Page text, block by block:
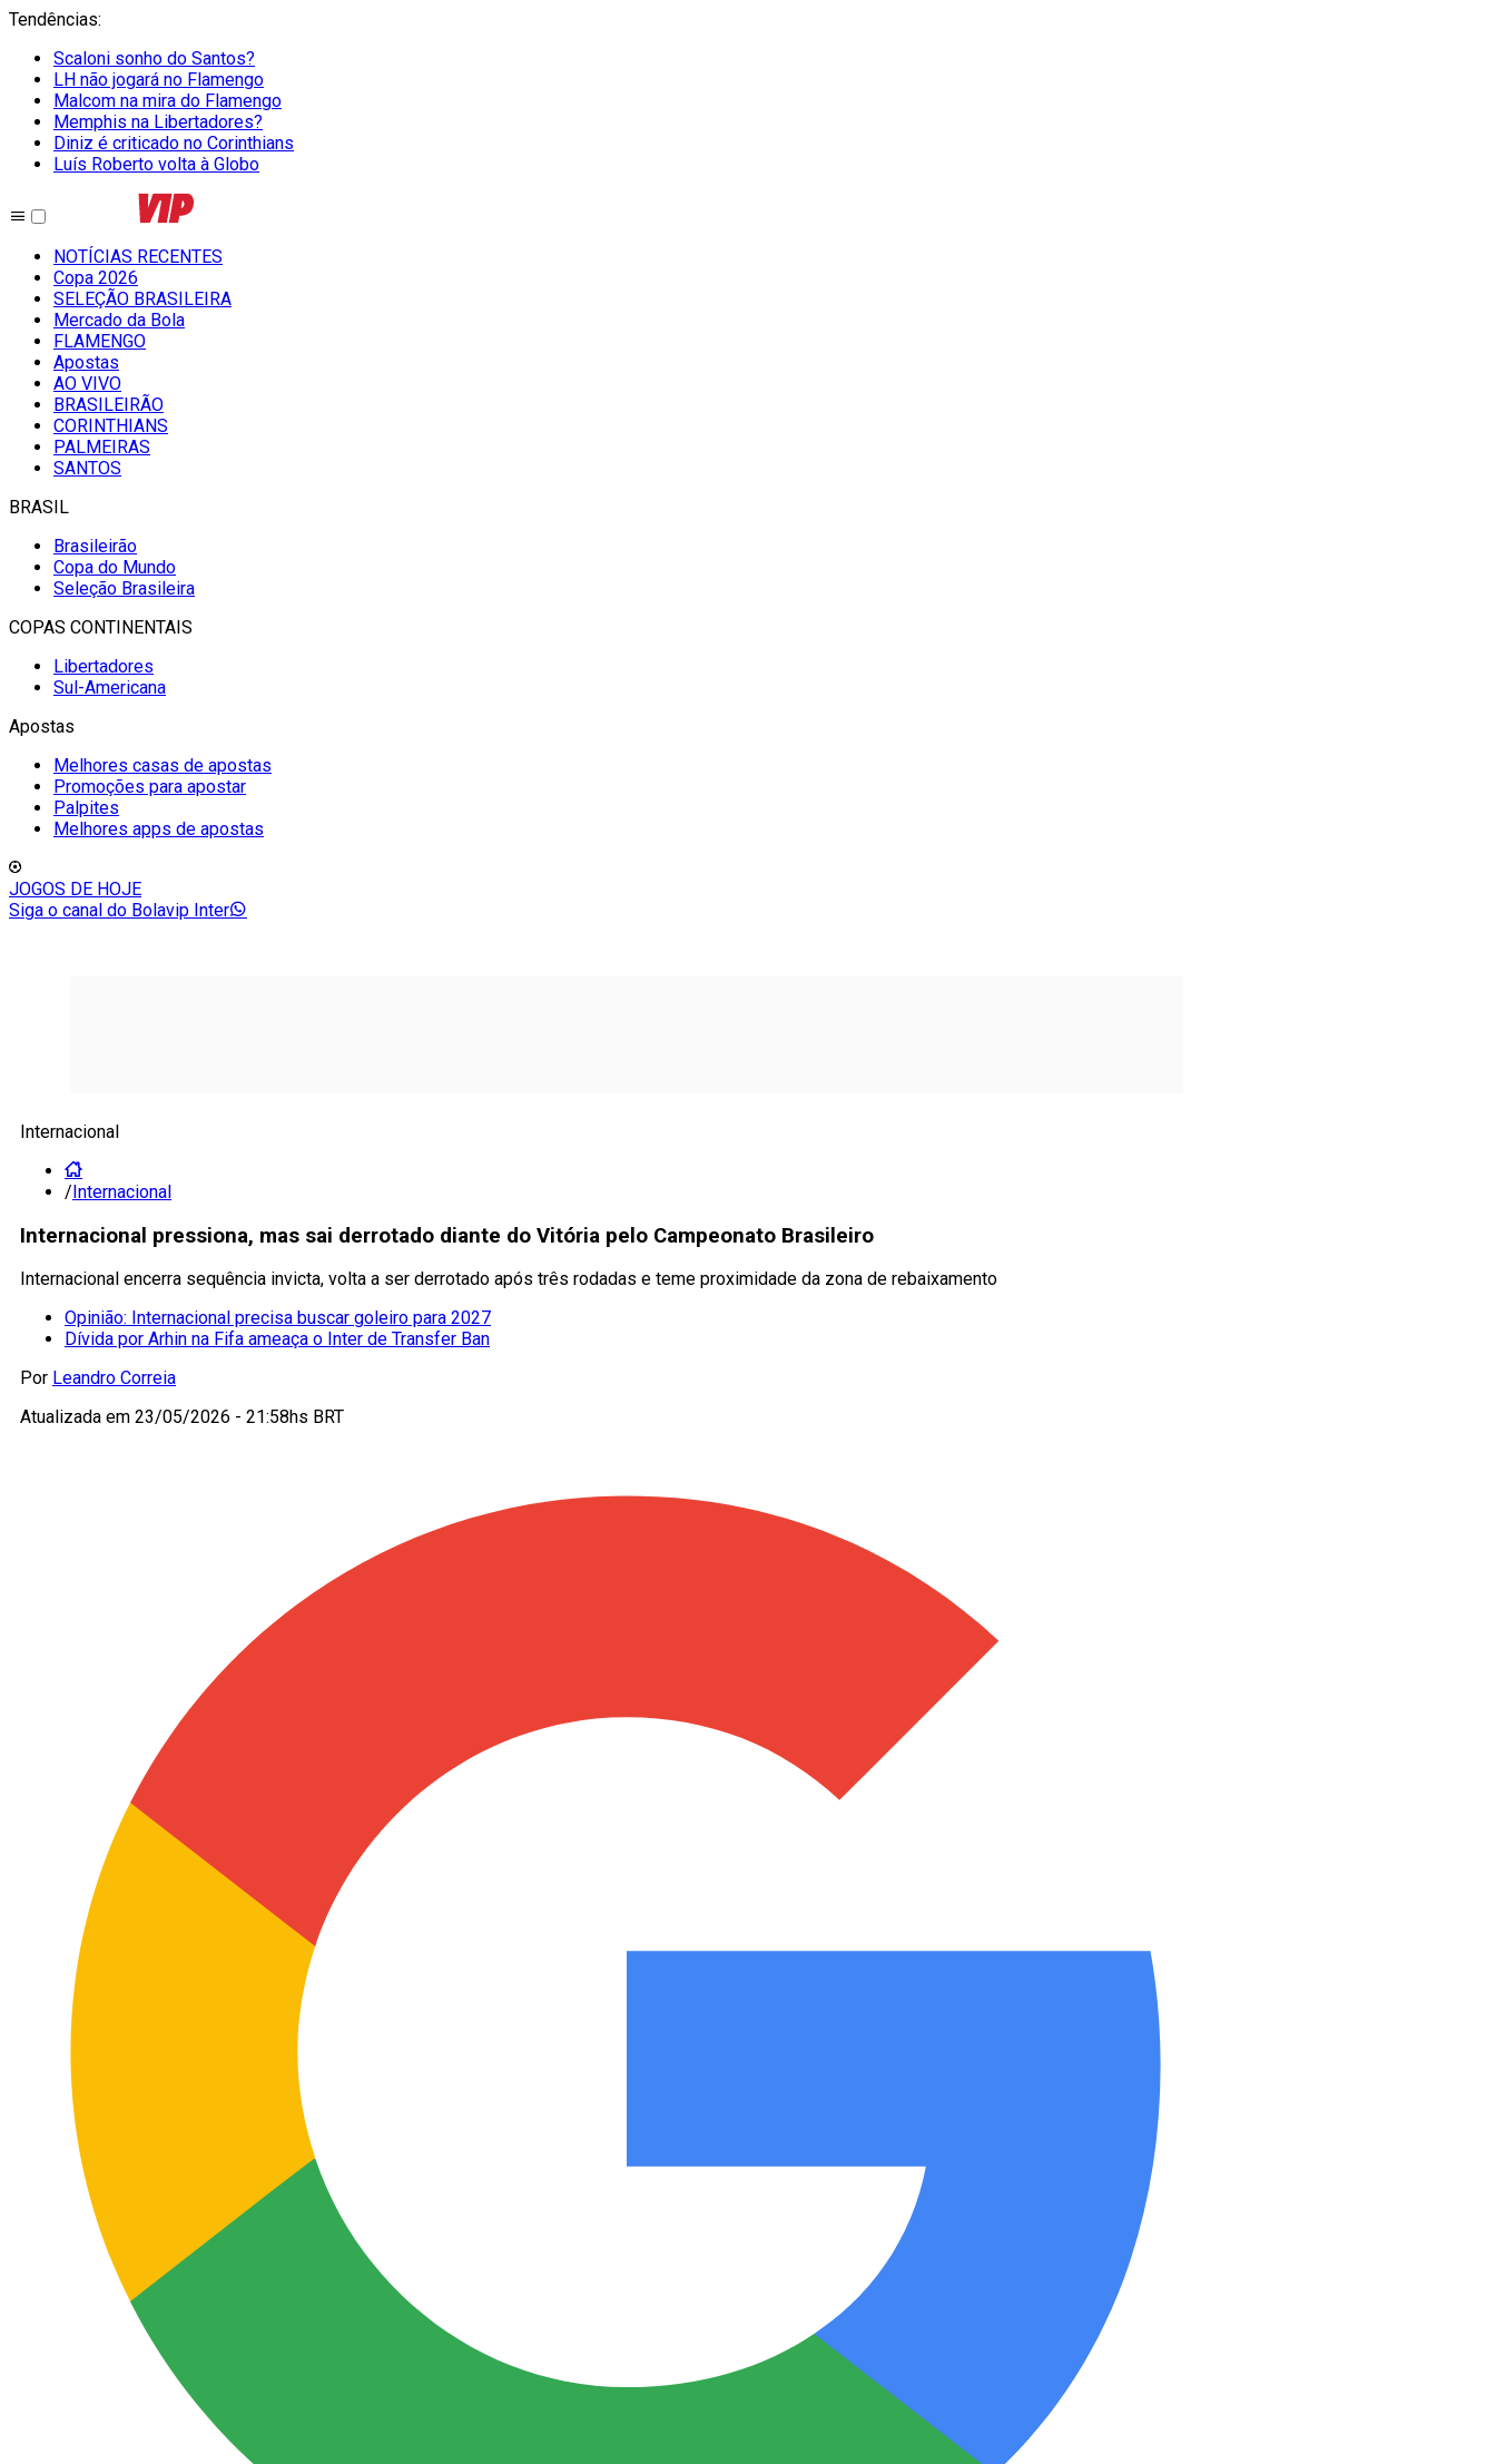
Tendências:
Scaloni sonho do Santos?
LH não jogará no Flamengo
Malcom na mira do Flamengo
Memphis na Libertadores?
Diniz é criticado no Corinthians
Luís Roberto volta à Globo
NOTÍCIAS RECENTES
Copa 2026
SELEÇÃO BRASILEIRA
Mercado da Bola
FLAMENGO
Apostas
AO VIVO
BRASILEIRÃO
CORINTHIANS
PALMEIRAS
SANTOS
BRASIL
Brasileirão
Copa do Mundo
Seleção Brasileira
COPAS CONTINENTAIS
Libertadores
Sul-Americana
Apostas
Melhores casas de apostas
Promoções para apostar
Palpites
Melhores apps de apostas
JOGOS DE HOJE
Siga o canal do Bolavip Inter
Internacional
/Internacional
Internacional pressiona, mas sai derrotado diante do Vitória pelo Campeonato Brasileiro
Internacional encerra sequência invicta, volta a ser derrotado após três rodadas e teme proximidade da zona de rebaixamento
Opinião: Internacional precisa buscar goleiro para 2027
Dívida por Arhin na Fifa ameaça o Inter de Transfer Ban
Por Leandro Correia
Atualizada em 23/05/2026 - 21:58hs BRT